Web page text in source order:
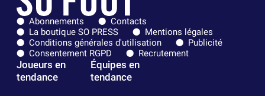
Abonnements
Contacts
La boutique SO PRESS
Mentions légales
Conditions générales d'utilisation
Publicité
Consentement RGPD
Recrutement
Joueurs en
tendance
Équipes en
tendance